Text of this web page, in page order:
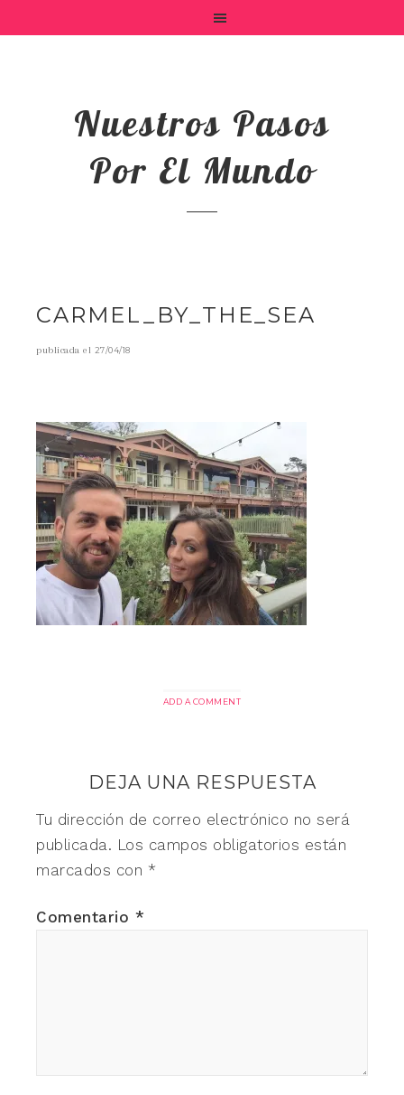
Nuestros Pasos
Por El Mundo
CARMEL_BY_THE_SEA
publicada el 27/04/18
ADD A COMMENT
DEJA UNA RESPUESTA
Tu dirección de correo electrónico no será
publicada. Los campos obligatorios están
marcados con *
Comentario *